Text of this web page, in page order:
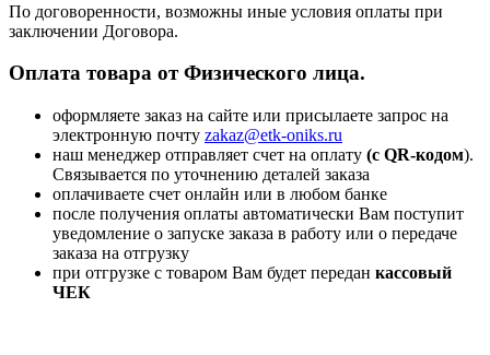
По договоренности, возможны иные условия оплаты при
заключении Договора.
Оплата товара от Физического лица.
оформляете заказ на сайте или присылаете запрос на
электронную почту zakaz@etk-oniks.ru
наш менеджер отправляет счет на оплату (с QR-кодом).
Связывается по уточнению деталей заказа
оплачиваете счет онлайн или в любом банке
после получения оплаты автоматически Вам поступит
уведомление о запуске заказа в работу или о передаче
заказа на отгрузку
при отгрузке с товаром Вам будет передан кассовый
ЧЕК